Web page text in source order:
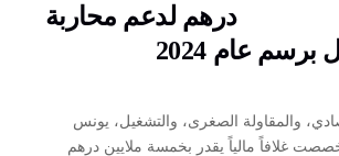
درهم لدعم محاربة
عام 2024
والمقاولة الصغرى، والتشغيل، يونس
غلافاً مالياً يقدر بخمسة ملايين درهم